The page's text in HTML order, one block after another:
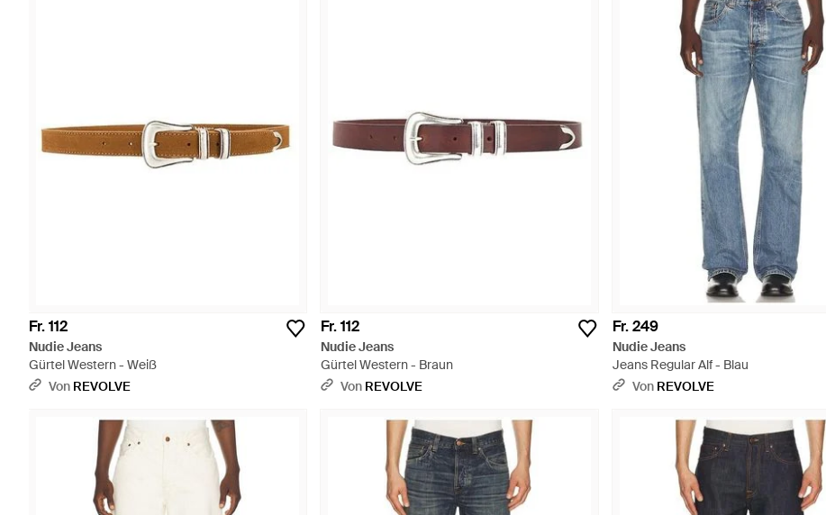
Fr. 112
Nudie Jeans
Gürtel Western - Weiß
Von REVOLVE
Fr. 112
Nudie Jeans
Gürtel Western - Braun
Von REVOLVE
Fr. 249
Nudie Jeans
Jeans Regular Alf - Blau
Von REVOLVE